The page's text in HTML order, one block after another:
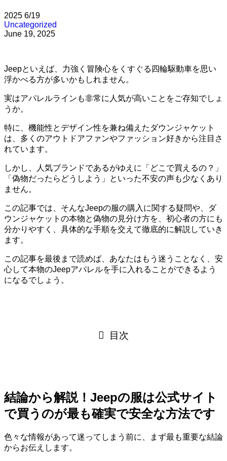
2025 6/19
Uncategorized
June 19, 2025
Jeepといえば、力強く冒険心をくすぐる四輪駆動車を思い
浮かべる方が多いかもしれません。
実はアパレルラインも非常に人気が高いことをご存知でしょ
うか。
特に、機能性とデザイン性を兼ね備えたダウンジャケット
は、多くのアウトドアファンやファッション好きから注目さ
れています。
しかし、人気ブランドであるがゆえに「どこで買えるの？」
「偽物だったらどうしよう」といった不安の声も少なくあり
ません。
この記事では、そんなJeepの服の購入に関する疑問や、ダ
ウンジャケットの本物と偽物の見分け方を、初心者の方にも
分かりやすく、具体的な手順を交えて徹底的に解説していき
ます。
この記事を最後まで読めば、あなたはもう迷うことなく、安
心して本物のJeepアパレルを手に入れることができるよう
になるでしょう。
目次
結論から解説！Jeepの服は公式サイト
で買うのが最も確実で安全な方法です
色々な情報があって迷ってしまう前に、まず最も重要な結論
からお伝えします。